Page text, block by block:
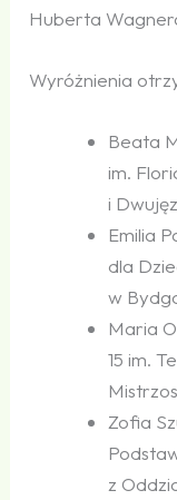
Huberta
Wyróżnienia
Beata
im.
i
Emilia
dla
w
Maria
15 im.
Zofia
z